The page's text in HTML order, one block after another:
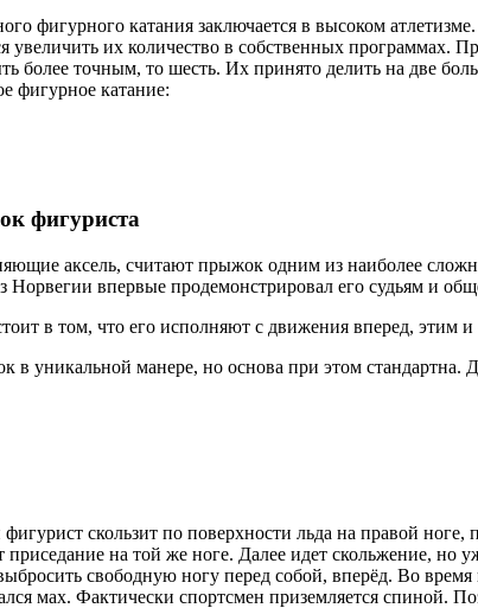
фигурного катания заключается в высоком
увеличить их количество в собственных
более точным, то шесть. Их принято делить на две
фигурное катание:
фигуриста
аксель, считают прыжок одним из наиболее
Норвегии впервые продемонстрировал его судьям и
в том, что его исполняют с движения вперед, этим
уникальной манере, но основа при этом стандартна.
скользит по поверхности льда на правой
на той же ноге. Далее идет скольжение,
свободную ногу перед собой, вперёд. Во
мах. Фактически спортсмен приземляется спиной.